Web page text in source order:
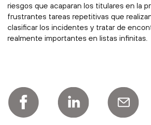
riesgos que acaparan los titulares en la
frustrantes tareas repetitivas que
clasificar los incidentes y tratar de
realmente importantes en listas infinitas.